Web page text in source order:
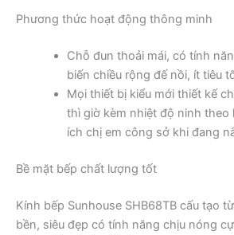
Phương thức hoạt động thông minh
Chỗ đun thoải mái, có tính
biến chiều rộng đế nồi, ít tiêu
Mọi thiết bị kiểu mới thiết kế
thì giờ kèm nhiệt độ ninh theo
ích chị em công sở khi đang
Bề mặt bếp chất lượng tốt
Kính bếp Sunhouse SHB68TB cấu tạo
bền, siêu đẹp có tính năng chịu nóng